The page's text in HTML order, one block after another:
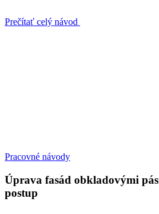
Prečítať celý návod
Pracovné návody
Úprava fasád obkladovými
postup